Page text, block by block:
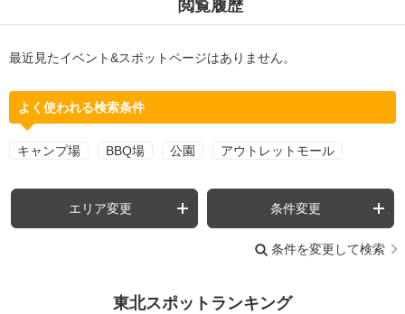
閲覧履歴
最近見たイベント&スポットページはありません。
よく使われる検索条件
キャンプ場 BBQ場 公園 アウトレットモール
エリア変更 条件変更
条件を変更して検索
東北スポットランキング